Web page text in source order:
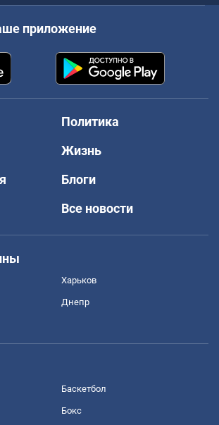
приложение
Политика
Жизнь
Блоги
Все новости
Харьков
Днепр
Баскетбол
Бокс